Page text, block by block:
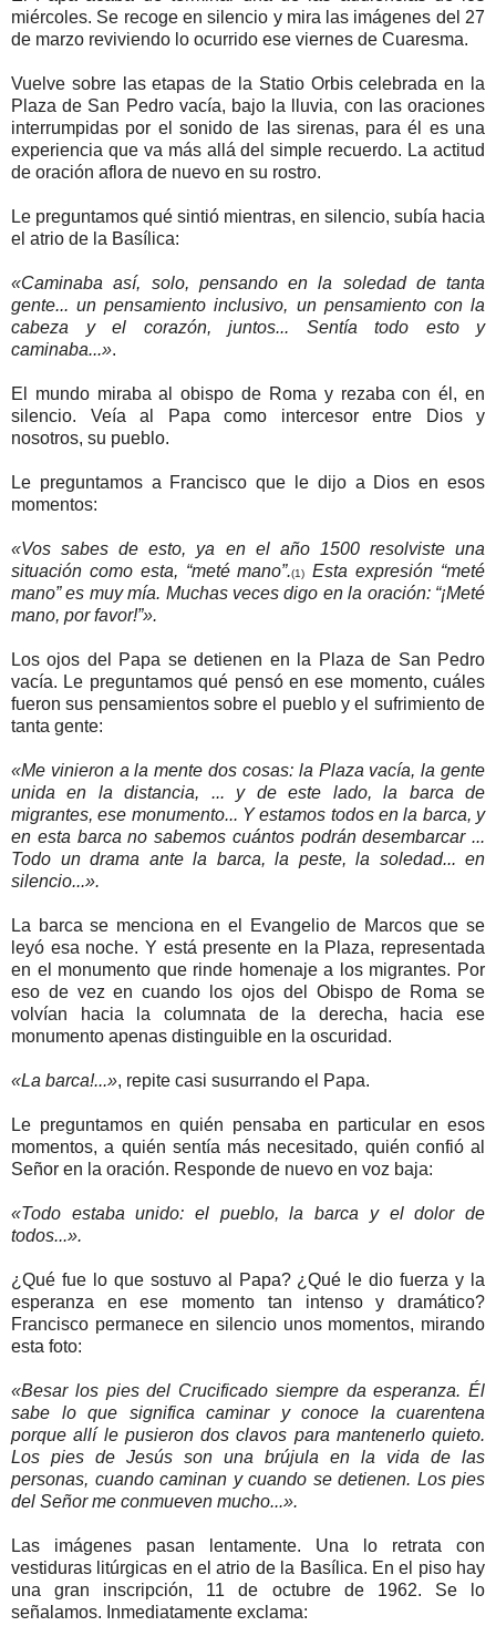
miércoles. Se recoge en silencio y mira las imágenes del 27
de marzo reviviendo lo ocurrido ese viernes de Cuaresma.
Vuelve sobre las etapas de la Statio Orbis celebrada en la
Plaza de San Pedro vacía, bajo la lluvia, con las oraciones
interrumpidas por el sonido de las sirenas, para él es una
experiencia que va más allá del simple recuerdo. La actitud
de oración aflora de nuevo en su rostro.
Le preguntamos qué sintió mientras, en silencio, subía hacia
el atrio de la Basílica:
«Caminaba así, solo, pensando en la soledad de tanta
gente... un pensamiento inclusivo, un pensamiento con la
cabeza y el corazón, juntos... Sentía todo esto y
caminaba...».
El mundo miraba al obispo de Roma y rezaba con él, en
silencio. Veía al Papa como intercesor entre Dios y
nosotros, su pueblo.
Le preguntamos a Francisco que le dijo a Dios en esos
momentos:
«Vos sabes de esto, ya en el año 1500 resolviste una
situación como esta, “meté mano”.(1)
Esta expresión “meté
mano” es muy mía. Muchas veces digo en la oración: “¡Meté
mano, por favor!”».
Los ojos del Papa se detienen en la Plaza de San Pedro
vacía. Le preguntamos qué pensó en ese momento, cuáles
fueron sus pensamientos sobre el pueblo y el sufrimiento de
tanta gente:
«Me vinieron a la mente dos cosas: la Plaza vacía, la gente
unida en la distancia, ... y de este lado, la barca de
migrantes, ese monumento... Y estamos todos en la barca, y
en esta barca no sabemos cuántos podrán desembarcar ...
Todo un drama ante la barca, la peste, la soledad... en
silencio...».
La barca se menciona en el Evangelio de Marcos que se
leyó esa noche. Y está presente en la Plaza, representada
en el monumento que rinde homenaje a los migrantes. Por
eso de vez en cuando los ojos del Obispo de Roma se
volvían hacia la columnata de la derecha, hacia ese
monumento apenas distinguible en la oscuridad.
«La barca!...», repite casi susurrando el Papa.
Le preguntamos en quién pensaba en particular en esos
momentos, a quién sentía más necesitado, quién confió al
Señor en la oración. Responde de nuevo en voz baja:
«Todo estaba unido: el pueblo, la barca y el dolor de
todos...».
¿Qué fue lo que sostuvo al Papa? ¿Qué le dio fuerza y la
esperanza en ese momento tan intenso y dramático?
Francisco permanece en silencio unos momentos, mirando
esta foto:
«Besar los pies del Crucificado siempre da esperanza. Él
sabe lo que significa caminar y conoce la cuarentena
porque allí le pusieron dos clavos para mantenerlo quieto.
Los pies de Jesús son una brújula en la vida de las
personas, cuando caminan y cuando se detienen. Los pies
del Señor me conmueven mucho...».
Las imágenes pasan lentamente. Una lo retrata con
vestiduras litúrgicas en el atrio de la Basílica. En el piso hay
una gran inscripción, 11 de octubre de 1962. Se lo
señalamos. Inmediatamente exclama: